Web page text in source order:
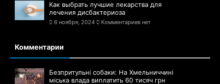
Как выбрать лучшие лекарства для
лечения дисбактериоза
6 ноября, 2024 Комментариев нет
Комментарии
Безпритульні собаки: На Хмельниччині
міська влада виплатить 60 тисяч грн